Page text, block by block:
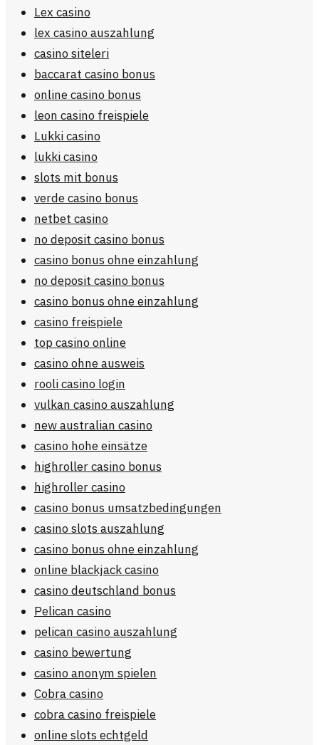
Lex casino
lex casino auszahlung
casino siteleri
baccarat casino bonus
online casino bonus
leon casino freispiele
Lukki casino
lukki casino
slots mit bonus
verde casino bonus
netbet casino
no deposit casino bonus
casino bonus ohne einzahlung
no deposit casino bonus
casino bonus ohne einzahlung
casino freispiele
top casino online
casino ohne ausweis
rooli casino login
vulkan casino auszahlung
new australian casino
casino hohe einsätze
highroller casino bonus
highroller casino
casino bonus umsatzbedingungen
casino slots auszahlung
casino bonus ohne einzahlung
online blackjack casino
casino deutschland bonus
Pelican casino
pelican casino auszahlung
casino bewertung
casino anonym spielen
Cobra casino
cobra casino freispiele
online slots echtgeld